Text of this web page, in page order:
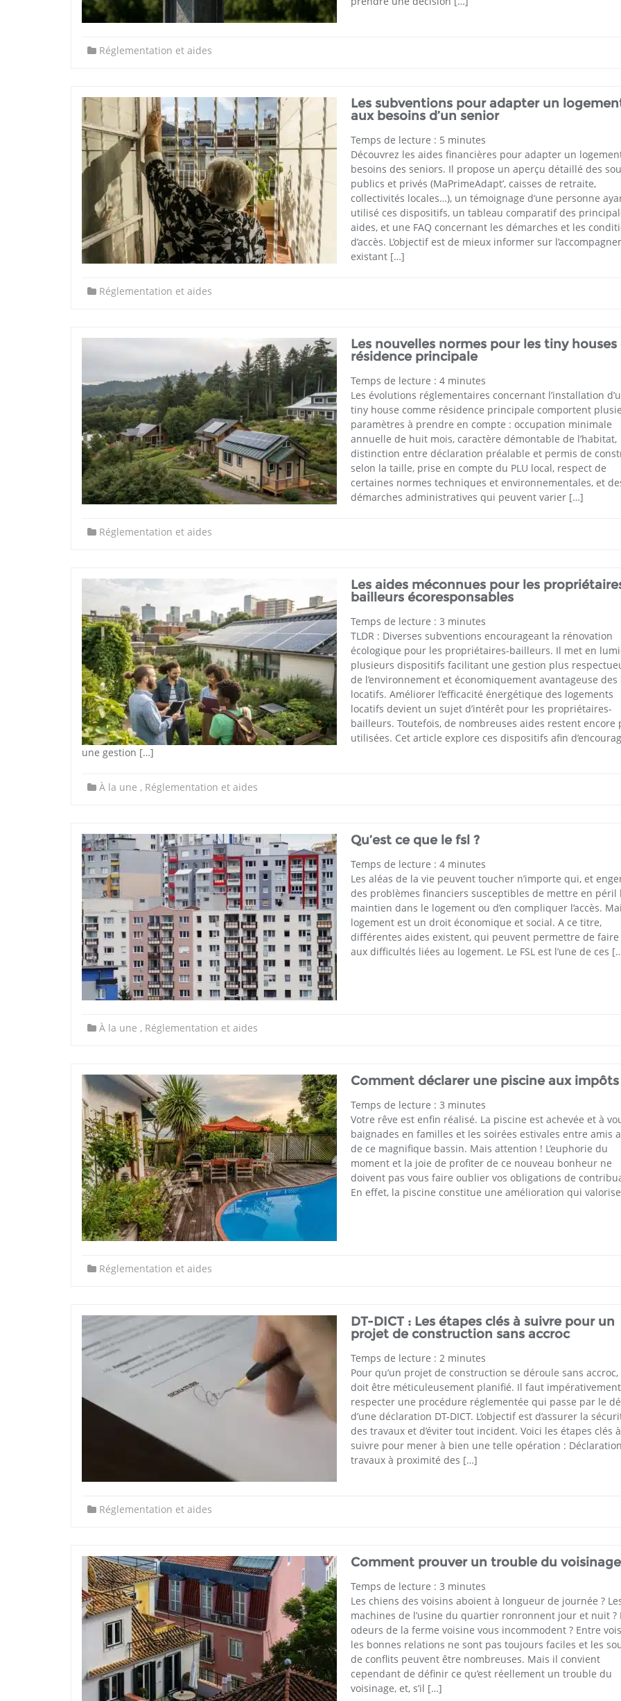
Réglementation et aides
Les subventions pour adapter un
aux besoins d’un senior
Temps de lecture : 5 minutes
Découvrez les aides financières pour adapter un
besoins des seniors. Il propose un aperçu détaillé des
publics et privés (MaPrimeAdapt’, caisses de retraite,
collectivités locales…), un témoignage d’une personne
utilisé ces dispositifs, un tableau comparatif des
aides, et une FAQ concernant les démarches et les
d’accès. L’objectif est de mieux informer sur
existant […]
Réglementation et aides
Les nouvelles normes pour les tiny houses
résidence principale
Temps de lecture : 4 minutes
Les évolutions réglementaires concernant l’installation
tiny house comme résidence principale comportent
paramètres à prendre en compte : occupation minimale
annuelle de huit mois, caractère démontable de l’habitat,
distinction entre déclaration préalable et permis de
selon la taille, prise en compte du PLU local, respect de
certaines normes techniques et environnementales, et
démarches administratives qui peuvent varier […]
Réglementation et aides
Les aides méconnues pour les
bailleurs écoresponsables
Temps de lecture : 3 minutes
TLDR : Diverses subventions encourageant la rénovation
écologique pour les propriétaires-bailleurs. Il met en
plusieurs dispositifs facilitant une gestion plus
de l’environnement et économiquement avantageuse des
locatifs. Améliorer l’efficacité énergétique des logements
locatifs devient un sujet d’intérêt pour les propriétaires-
bailleurs. Toutefois, de nombreuses aides restent encore
utilisées. Cet article explore ces dispositifs afin
une gestion […]
À la une , Réglementation et aides
Qu’est ce que le fsl ?
Temps de lecture : 4 minutes
Les aléas de la vie peuvent toucher n’importe qui, et
des problèmes financiers susceptibles de mettre en péril
maintien dans le logement ou d’en compliquer l’accès.
logement est un droit économique et social. A ce titre,
différentes aides existent, qui peuvent permettre de faire
aux difficultés liées au logement. Le FSL est l’une de ces
À la une , Réglementation et aides
Comment déclarer une piscine aux impôts
Temps de lecture : 3 minutes
Votre rêve est enfin réalisé. La piscine est achevée et à
baignades en familles et les soirées estivales entre amis
de ce magnifique bassin. Mais attention ! L’euphorie du
moment et la joie de profiter de ce nouveau bonheur ne
doivent pas vous faire oublier vos obligations de
En effet, la piscine constitue une amélioration qui
Réglementation et aides
DT-DICT : Les étapes clés à suivre pour un
projet de construction sans accroc
Temps de lecture : 2 minutes
Pour qu’un projet de construction se déroule sans accroc,
doit être méticuleusement planifié. Il faut impérativement
respecter une procédure réglementée qui passe par le
d’une déclaration DT-DICT. L’objectif est d’assurer la
des travaux et d’éviter tout incident. Voici les étapes clés à
suivre pour mener à bien une telle opération :
travaux à proximité des […]
Réglementation et aides
Comment prouver un trouble du
Temps de lecture : 3 minutes
Les chiens des voisins aboient à longueur de journée ?
machines de l’usine du quartier ronronnent jour et nuit ?
odeurs de la ferme voisine vous incommodent ? Entre
les bonnes relations ne sont pas toujours faciles et les
de conflits peuvent être nombreuses. Mais il convient
cependant de définir ce qu’est réellement un trouble du
voisinage, et, s’il […]